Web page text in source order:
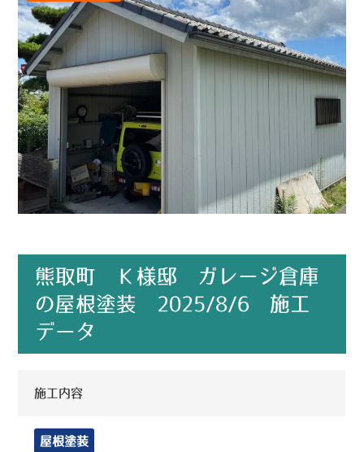
熊取町 Ｋ様邸 ガレージ倉庫
の屋根塗装 2025/8/6 施工
データ
施工内容
屋根塗装